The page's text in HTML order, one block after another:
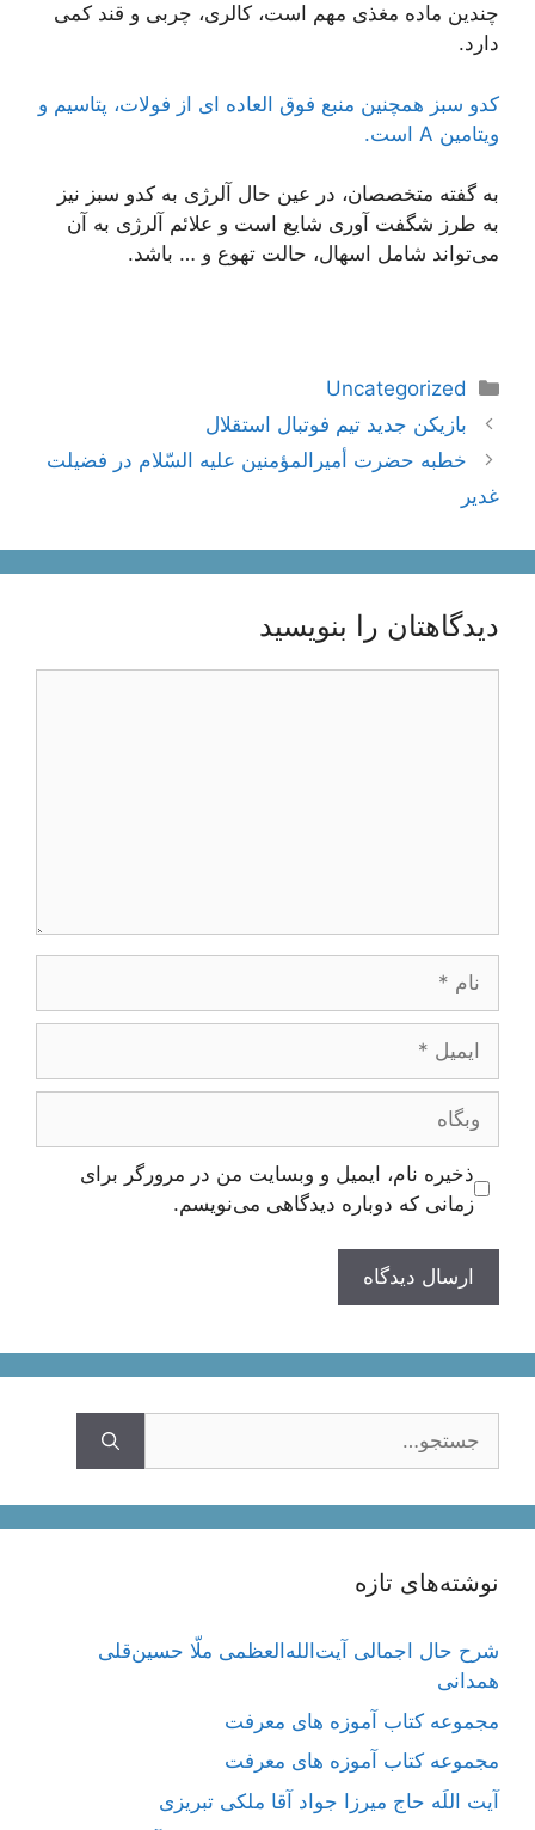
چندین ماده مغذی مهم است، کالری، چربی و قند کمی
دارد.
کدو سبز همچنین منبع فوق العاده ای از فولات، پتاسیم و
ویتامین A است.
به گفته متخصصان، در عین حال آلرژی به کدو سبز نیز
به طرز شگفت آوری شایع است و علائم آلرژی به آن
می‌تواند شامل اسهال، حالت تهوع و … باشد.
دسته‌ها
Uncategorized
ناوبری
نوشته‌ها
بازیکن جدید تیم فوتبال استقلال
خطبه حضرت أمیرالمؤمنین علیه السّلام در فضیلت
غدیر
دیدگاهتان را بنویسید
وبگاه
ذخیره نام، ایمیل و وبسایت من در مرورگر برای
زمانی که دوباره دیدگاهی می‌نویسم.
نوشته‌های تازه
شرح حال اجمالی آیت‌الله‌العظمی ملّا حسین‌قلی
همدانی
مجموعه کتاب آموزه های معرفت
مجموعه کتاب آموزه های معرفت
آیت اللَه حاج میرزا جواد آقا ملکی تبریزی